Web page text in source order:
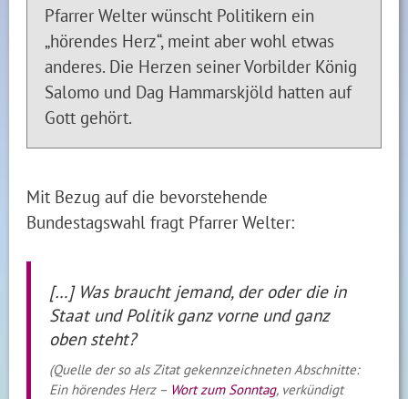
Pfarrer Welter wünscht Politikern ein
„hörendes Herz“, meint aber wohl etwas
anderes. Die Herzen seiner Vorbilder König
Salomo und Dag Hammarskjöld hatten auf
Gott gehört.
Mit Bezug auf die bevorstehende
Bundestagswahl fragt Pfarrer Welter:
[…] Was braucht jemand, der oder die in
Staat und Politik ganz vorne und ganz
oben steht?
(Quelle der so als Zitat gekennzeichneten Abschnitte:
Ein hörendes Herz – Wort zum Sonntag, verkündigt